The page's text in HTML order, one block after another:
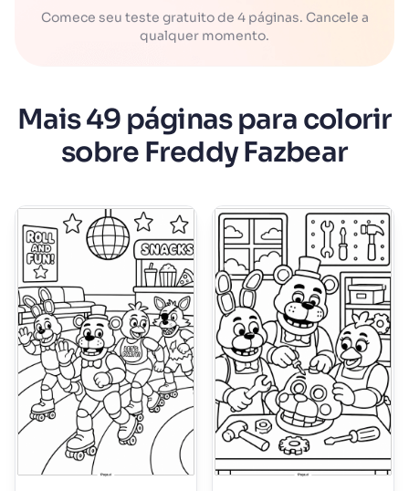
Comece seu teste gratuito de 4 páginas. Cancele a
qualquer momento.
Mais 49 páginas para colorir
sobre Freddy Fazbear